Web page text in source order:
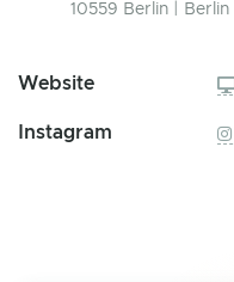
10559 Berlin | Berlin
Website
Instagram